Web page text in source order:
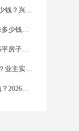
2026年西安99平装修全包多少钱？兴唐装饰零增项承诺，价格透明不踩坑
2026年西安102平二手房装修多少钱？这份报价单看完再装不踩坑
2026年西安装修多少钱？105平房子真实报价，附省钱避坑攻略
2026年西安96平装修多少钱？业主实测数据曝光，附避坑省钱全攻略
西安110平四居室装修多少钱？2026年西安装修价格全揭秘